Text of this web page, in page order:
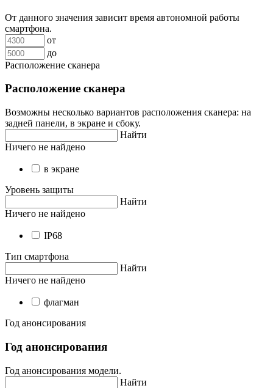
От данного значения зависит время автономной работы
смартфона.
от
до
Расположение сканера
Расположение сканера
Возможны несколько вариантов расположения сканера: на
задней панели, в экране и сбоку.
Найти
Ничего не найдено
в экране
Уровень защиты
Найти
Ничего не найдено
IP68
Тип смартфона
Найти
Ничего не найдено
флагман
Год анонсирования
Год анонсирования
Год анонсирования модели.
Найти